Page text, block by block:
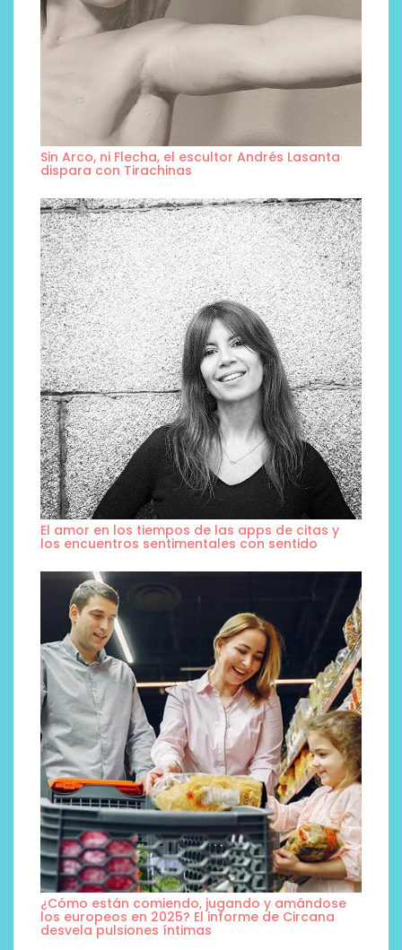
Sin Arco, ni Flecha, el escultor Andrés Lasanta
dispara con Tirachinas
El amor en los tiempos de las apps de citas y
los encuentros sentimentales con sentido
¿Cómo están comiendo, jugando y amándose
los europeos en 2025? El informe de Circana
desvela pulsiones íntimas